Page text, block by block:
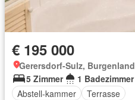
€ 195 000
Gerersdorf-Sulz, Burgenland
5 Zimmer
1 Badezimmer
Abstell-kammer
Terrasse